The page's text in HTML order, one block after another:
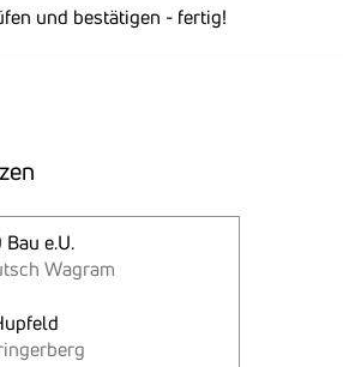
und bestätigen - fertig!
Bau e.U.
Wagram